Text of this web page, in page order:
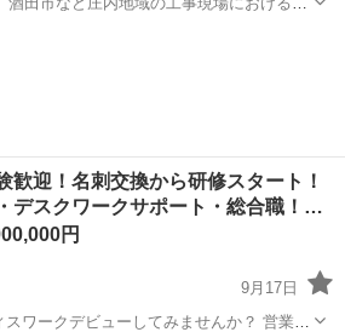
歓迎！名刺交換から研修スタート！
デスクワークサポート・総合職！…
円
9月17日